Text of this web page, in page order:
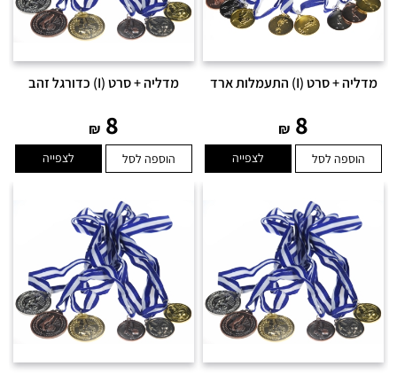
מדליה + סרט (I) התעמלות ארד
8
₪
הוספה לסל לצפייה
מדליה + סרט (I) כדורגל זהב
8
₪
הוספה לסל לצפייה